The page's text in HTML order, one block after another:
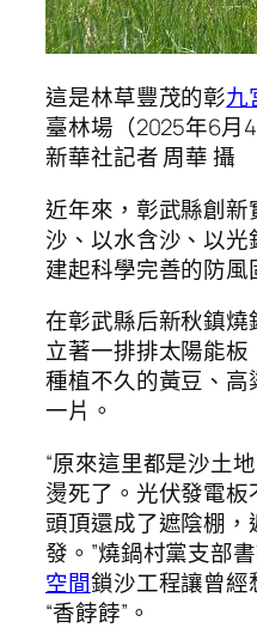
這是林草豐茂的彰九
臺林場（2025年6月
新華社記者 周華 攝
近年來，彰武縣創
沙、以水含沙、以光
建起科學完善的防風
在彰武縣后新秋鎮燒
立著一排排太陽能板
種植不久的黃豆、
一片。
“原來這里都是沙土
燙死了。光伏發電
頭頂還成了遮陰棚
發。”燒鍋村黨支部
空間鎖沙工程讓曾經
“香餑餑”。